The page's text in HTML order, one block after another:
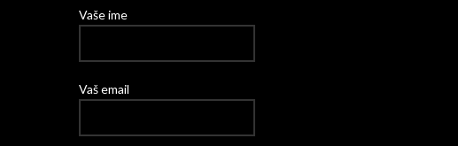
Vaše ime
Vaš email